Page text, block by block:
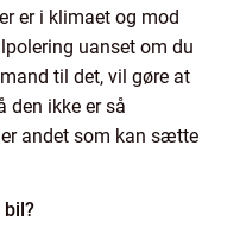
er i klimaet og mod
uanset om du
til det, vil gøre at
den ikke er så
andet som kan sætte
bil?